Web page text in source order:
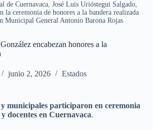
de Cuernavaca, José Luis Urióstegui Salgado,
la ceremonia de honores a la bandera realizada
Municipal General Antonio Barona Rojas
encabezan honores a la
junio 2, 2026 Estados
municipales participaron en ceremonia
docentes en Cuernavaca.